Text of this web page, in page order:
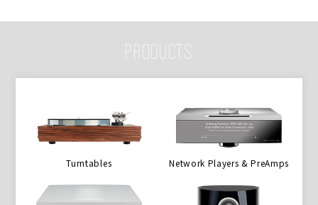
PRODUCTS
Turntables Network Players & PreAmps